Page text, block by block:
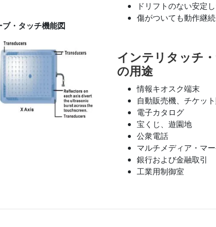
・タッチ機能図
ドリフトのない安定
傷がついても動作継続
インテリタッチ
の用途
情報キオスク端末
自動販売機、チケッ
電子カタログ
宝くじ、遊園地
公衆電話
マルチメディア・マ
銀行および金融取引
工業用制御室